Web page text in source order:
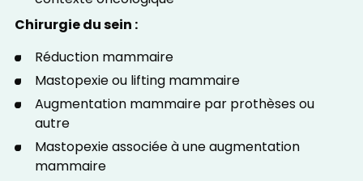
Chirurgie du sein :
Réduction mammaire
Mastopexie ou lifting mammaire
Augmentation mammaire par prothèses ou
autre
Mastopexie associée à une augmentation
mammaire